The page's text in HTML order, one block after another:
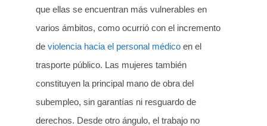
que ellas se encuentran más vulnerables en
varios ámbitos, como ocurrió con el incremento
de violencia hacia el personal médico en el
trasporte público. Las mujeres también
constituyen la principal mano de obra del
subempleo, sin garantías ni resguardo de
derechos. Desde otro ángulo, el trabajo no